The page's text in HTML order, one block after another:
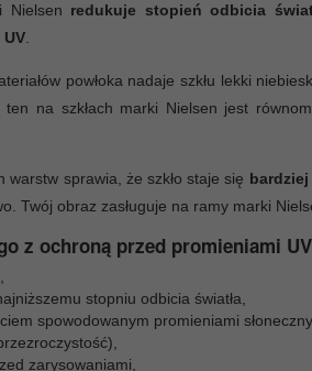
Nielsen redukuje stopień odbicia
.
powłoka nadaje szkłu lekki
na szkłach marki Nielsen jest
sprawia, że szkło staje się
Twój obraz zasługuje na ramy marki
z ochroną przed promieniami
stopniu odbicia światła,
spowodowanym promieniami
zarysowaniami,